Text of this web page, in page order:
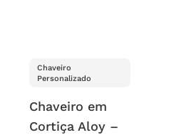
Chaveiro
Personalizado
Chaveiro em
Cortiça Aloy –